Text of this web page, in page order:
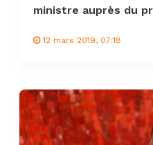
ministre auprès du
12 mars 2019, 07:18